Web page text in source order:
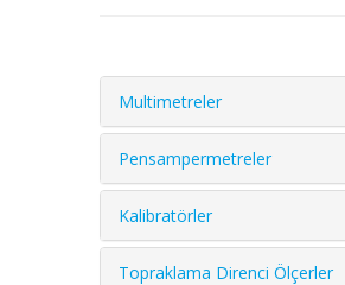
Multimetreler
Pensampermetreler
Kalibratörler
Topraklama Direnci Ölçerler